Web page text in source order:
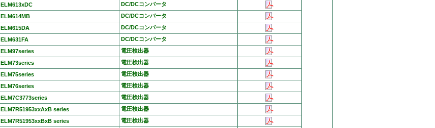
ELM613xDC
DC/DCコンバータ
ELM614MB
DC/DCコンバータ
ELM615DA
DC/DCコンバータ
ELM631FA
DC/DCコンバータ
ELM97series
電圧検出器
ELM73series
電圧検出器
ELM75series
電圧検出器
ELM76series
電圧検出器
ELM7C3773series
電圧検出器
ELM7R51953xxAxB series
電圧検出器
ELM7R51953xxBxB series
電圧検出器